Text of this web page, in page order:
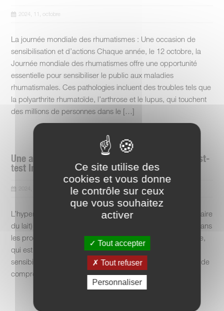
2024, 11, octobre
La journée mondiale des rhumatismes : Une occasion de
sensibilisation et d’actions Chaque année, le 12 octobre, la
Journée mondiale des rhumatismes offre une opportunité
essentielle pour sensibiliser le public aux maladies
rhumatismales. Ces pathologies incluent des troubles tels que
la polyarthrite rhumatoïde, l’arthrose et le lupus, qui touchent
des millions de personnes dans le […]
Une alimentation sans caséine : les astuces post-
test ImuPro !
L’hypersensibilité alimentaire à la caséine (protéine alimentaire
du lait) est une réaction spécifique à la protéine présente dans
les produits laitiers. Contrairement à l’intolérance au lactose,
qui est une incapacité à digérer le sucre du lait, cette
sensibilité concerne directement la caséine. Il est essentiel de
comprendre que le test ImuPro ne vise pas à […]
Ce site utilise des
cookies et vous donne
le contrôle sur ceux
que vous souhaitez
activer
Tout accepter
Tout refuser
Personnaliser